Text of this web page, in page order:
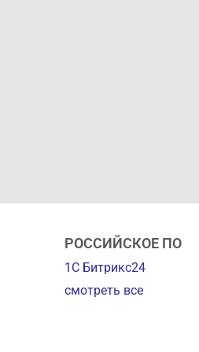
РОССИЙСКОЕ ПО
1С Битрикс24
смотреть все